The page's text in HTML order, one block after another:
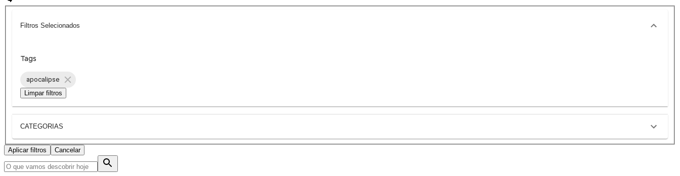
Filtros Selecionados
Tags
apocalipse
Limpar filtros
CATEGORIAS
Aplicar filtros Cancelar